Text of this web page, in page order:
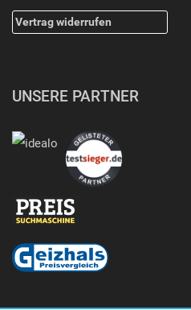
Vertrag widerrufen
UNSERE PARTNER